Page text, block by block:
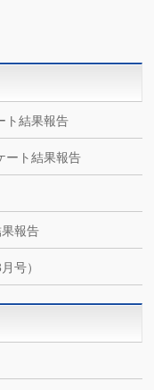
ト結果報告
ート結果報告
報告
号）